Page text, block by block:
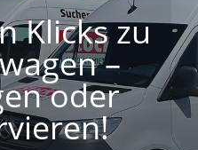
Klicks zu
–
oder